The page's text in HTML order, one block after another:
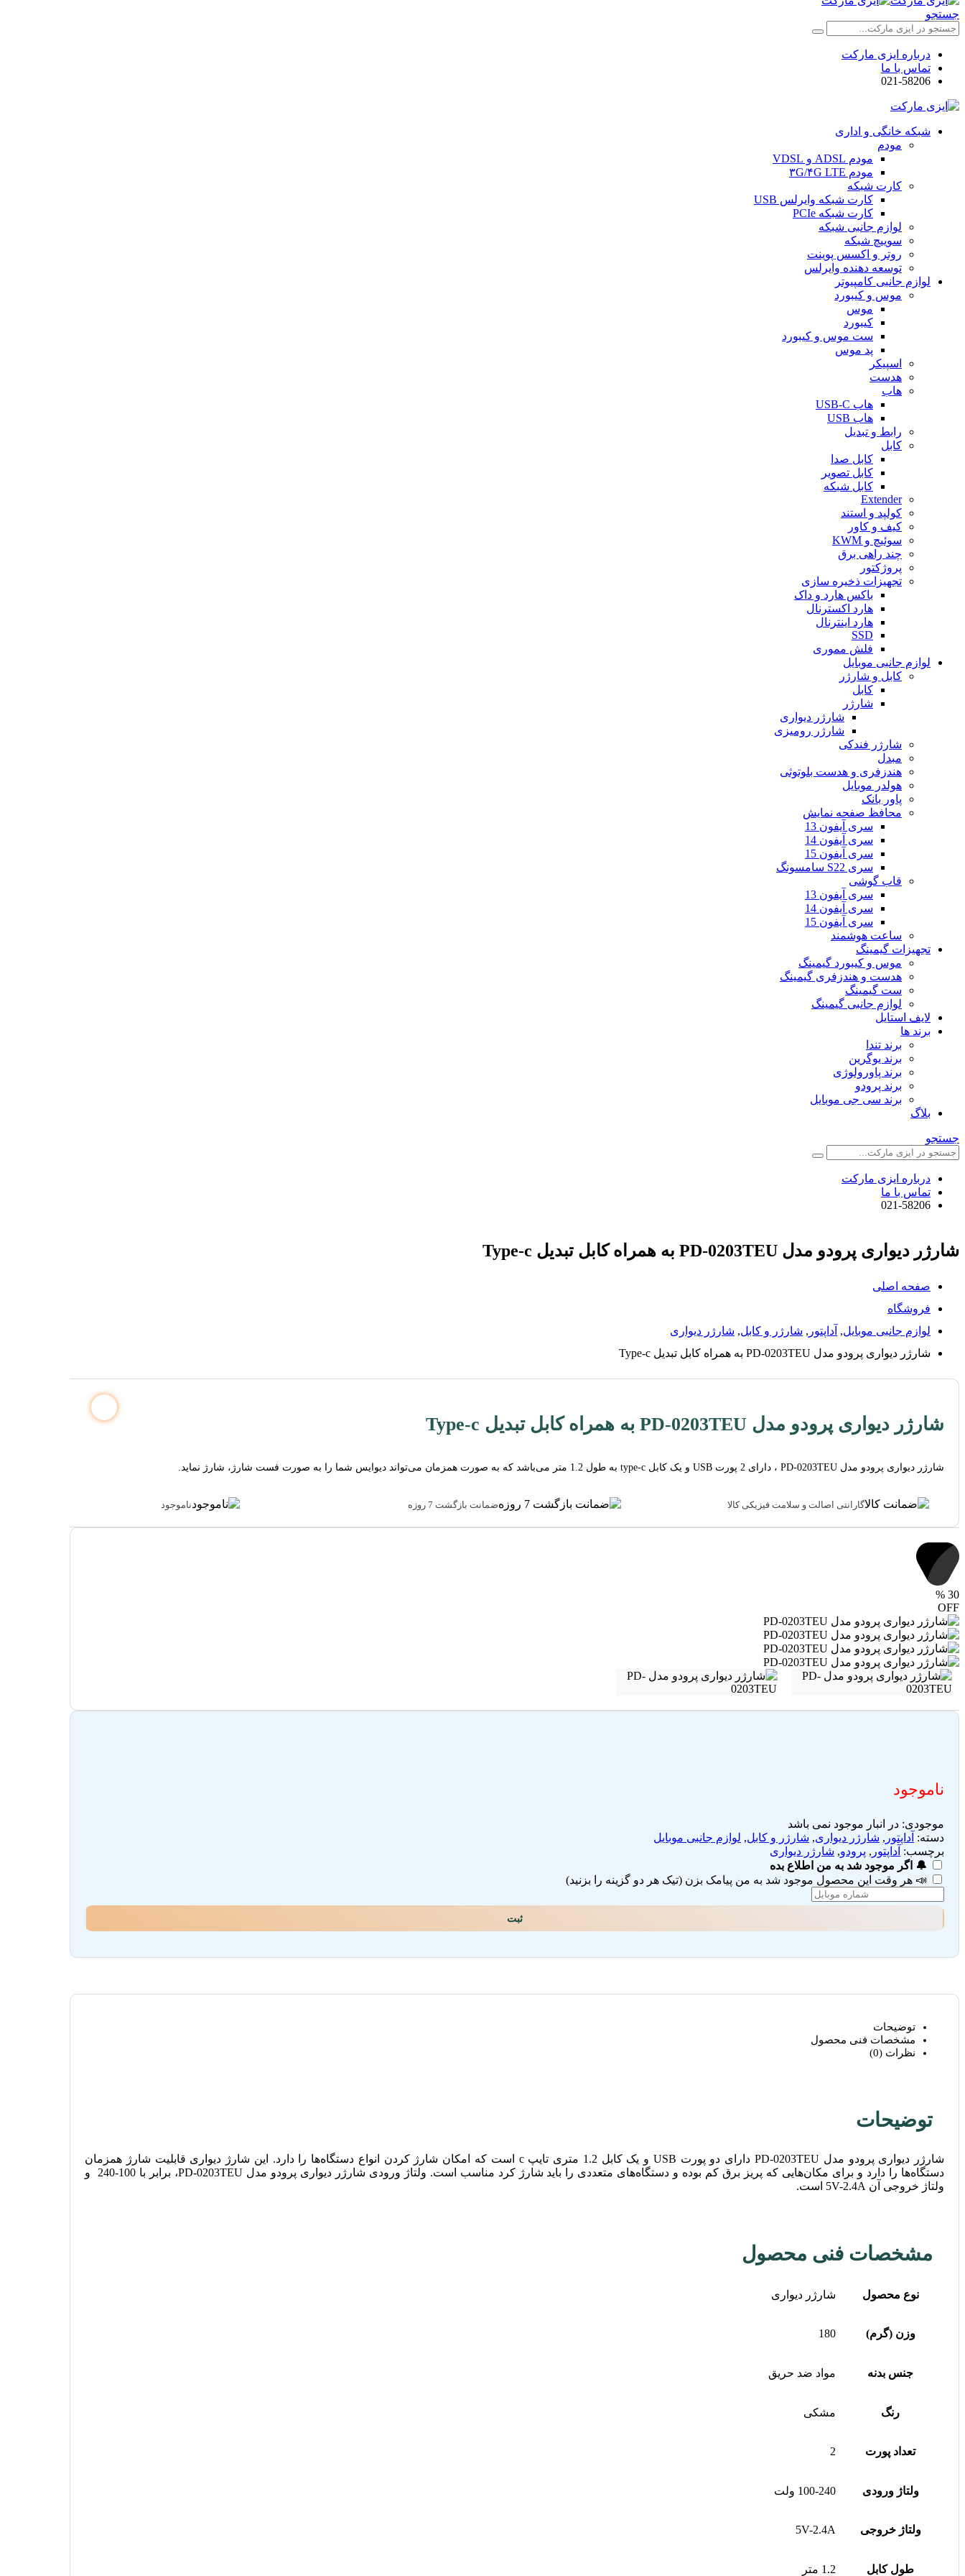
جستجو
درباره ایزی مارکت
تماس با ما
021-58206
شبکه خانگی و اداری
مودم
مودم ADSL و VDSL
مودم ۳G/۴G LTE
کارت شبکه
کارت شبکه وایرلس USB
کارت شبکه PCIe
لوازم جانبی شبکه
سوییچ شبکه
روتر و اکسس پوینت
توسعه دهنده وایرلس
لوازم جانبی کامپیوتر
موس و کیبورد
موس
کیبورد
ست موس و کیبورد
پد موس
اسپیکر
هدست
هاب
هاب USB-C
هاب USB
رابط و تبدیل
کابل
کابل صدا
کابل تصویر
کابل شبکه
Extender
کولپد و استند
کیف و کاور
سوئیچ و KWM
چند راهی برق
پروژکتور
تجهیزات ذخیره سازی
باکس هارد و داک
هارد اکسترنال
هارد اینترنال
SSD
فلش مموری
لوازم جانبی موبایل
کابل و شارژر
کابل
شارژر
شارژر دیواری
شارژر رومیزی
شارژر فندکی
مبدل
هندزفری و هدست بلوتوثی
هولدر موبایل
پاور بانک
محافظ صفحه نمایش
سری آیفون 13
سری آیفون 14
سری آیفون 15
سری S22 سامسونگ
قاب گوشی
سری آیفون 13
سری آیفون 14
سری آیفون 15
ساعت هوشمند
تجهیزات گیمینگ
موس و کیبورد گیمینگ
هدست و هندزفری گیمینگ
ست گیمینگ
لوازم جانبی گیمینگ
لایف استایل
برند ها
برند تندا
برند یوگرین
برند پاورولوژی
برند پرودو
برند سی جی موبایل
بلاگ
جستجو
درباره ایزی مارکت
تماس با ما
021-58206
شارژر دیواری پرودو مدل PD-0203TEU به همراه کابل تبدیل Type-c
صفحه اصلی
فروشگاه
لوازم جانبی موبایل, آداپتور , شارژر و کابل, شارژر دیواری
شارژر دیواری پرودو مدل PD-0203TEU به همراه کابل تبدیل Type-c
شارژر دیواری پرودو مدل PD-0203TEU به همراه کابل تبدیل Type-c
شارژر دیواری پرودو مدل PD-0203TEU ، دارای 2 پورت USB و یک کابل type-c به طول 1.2 متر می‌باشد که به صورت همزمان می‌تواند دیوایس شما را به صورت فست شارژ، شارژ نماید.
گارانتی اصالت و سلامت فیزیکی کالا ضمانت بازگشت 7 روزه ناموجود
30
%
OFF
ناموجود
موجودی: در انبار موجود نمی باشد
دسته: آداپتور , شارژر دیواری, شارژر و کابل, لوازم جانبی موبایل
برچسب: آداپتور , پرودو, شارژر دیواری
🔔 اگر موجود شد به من اطلاع بده
📣 هر وقت این محصول موجود شد به من پیامک بزن (تیک هر دو گزینه را بزنید)
ثبت
توضیحات
مشخصات فنی محصول
نظرات (0)
توضیحات
شارژر دیواری پرودو مدل PD-0203TEU دارای دو پورت USB و یک کابل 1.2 متری تایپ c است که امکان شارژ کردن انواع دستگاه‌ها را دارد. این شارژ دیواری قابلیت شارژ همزمان
دستگاه‌ها را دارد و برای مکان‌هایی که پریز برق کم بوده و دستگاه‌های متعددی را باید شارژ کرد مناسب است. ولتاژ ورودی شارژر دیواری پرودو مدل PD-0203TEU، برابر با 100-240 و
ولتاژ خروجی آن 5V-2.4A است.
مشخصات فنی محصول
نوع محصول شارژر دیواری
وزن (گرم) 180
جنس بدنه مواد ضد حریق
رنگ مشکی
تعداد پورت 2
ولتاژ ورودی 100-240 ولت
ولتاژ خروجی 5V-2.4A
طول کابل 1.2 متر